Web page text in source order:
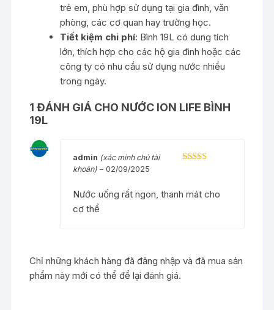
trẻ em, phù hợp sử dụng tại gia đình, văn
phòng, các cơ quan hay trường học.
Tiết kiệm chi phí: Bình 19L có dung tích
lớn, thích hợp cho các hộ gia đình hoặc các
công ty có nhu cầu sử dụng nước nhiều
trong ngày.
1 ĐÁNH GIÁ CHO NƯỚC ION LIFE BÌNH
19L
admin (xác minh chủ tài
khoản) – 02/09/2025
Nước uống rất ngon, thanh mát cho
cơ thể
Chỉ những khách hàng đã đăng nhập và đã mua sản
phẩm này mới có thể để lại đánh giá.